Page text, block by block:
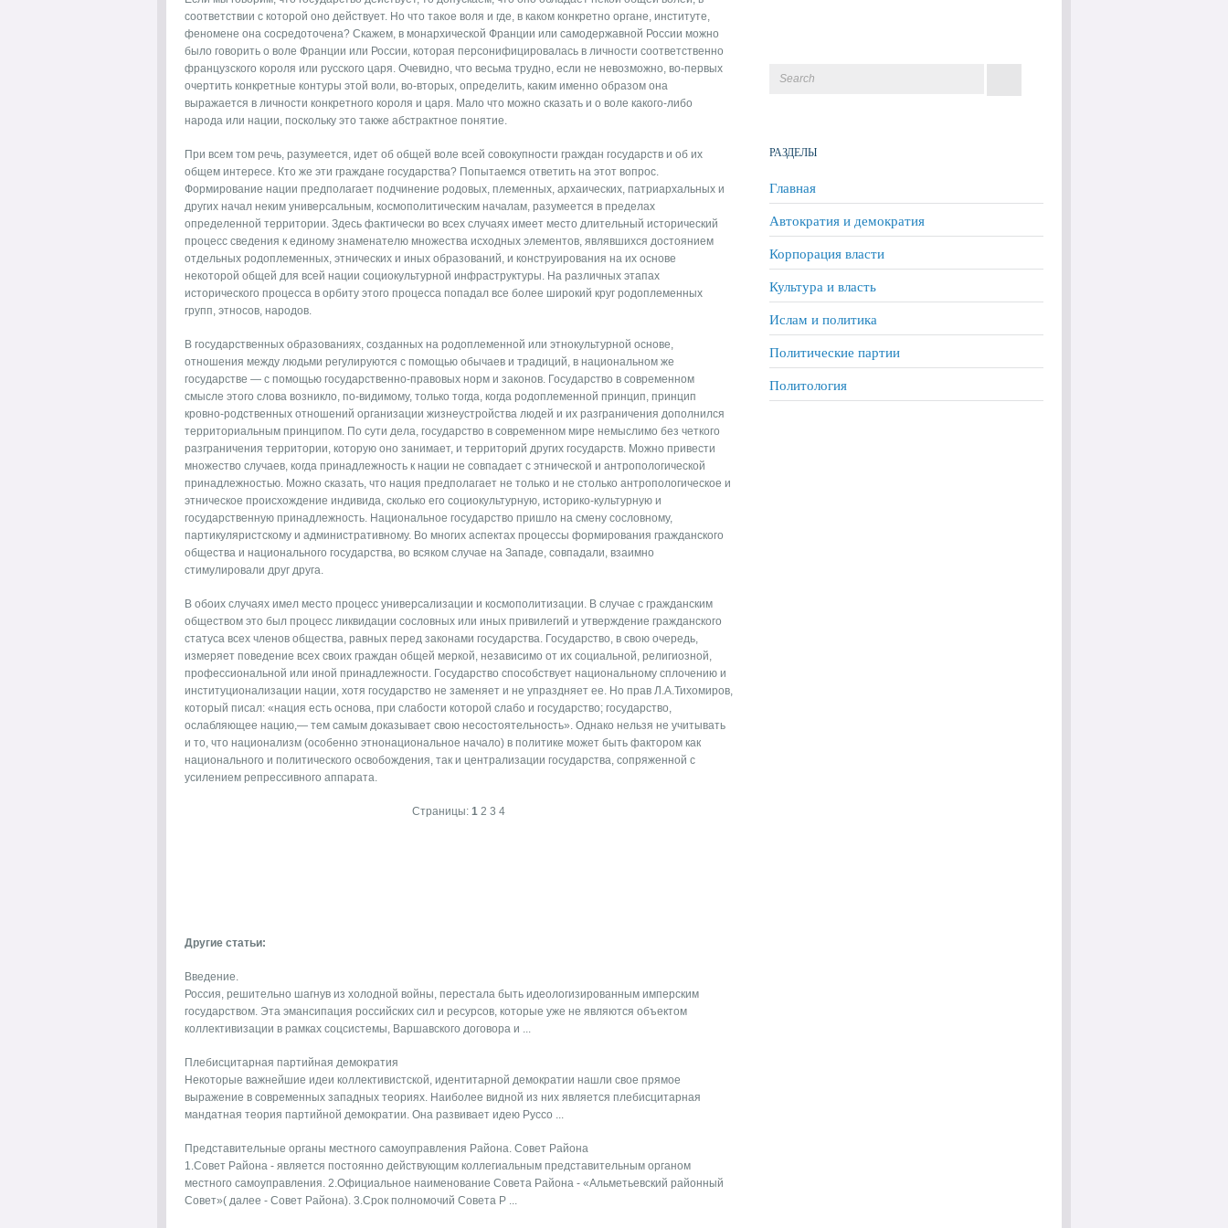
соответствии с которой оно дей­ствует. Но что такое воля и где, в каком конкретно органе, ин­ституте,
феномене она сосредоточена? Скажем, в монархической Франции или самодержавной России можно
было говорить о во­ле Франции или России, которая персонифицировалась в лично­сти соответственно
французского короля или русского царя. Оче­видно, что весьма трудно, если не невозможно, во-первых
очертить конкретные контуры этой воли, во-вторых, определить, каким имен­но образом она
выражается в личности конкретного короля и царя. Мало что можно сказать и о воле какого-либо
народа или на­ции, поскольку это также абстрактное понятие.
При всем том речь, разумеется, идет об общей воле всей со­вокупности граждан государств и об их
общем интересе. Кто же эти граждане государства? Попытаемся ответить на этот вопрос.
Формирование нации предполагает подчинение родовых, племен­ных, архаических, патриархальных и
других начал неким уни­версальным, космополитическим началам, разумеется в преде­лах
определенной территории. Здесь фактически во всех случаях имеет место длительный исторический
процесс сведения к еди­ному знаменателю множества исходных элементов, являвших­ся достоянием
отдельных родоплеменных, этнических и иных об­разований, и конструирования на их основе
некоторой общей для всей нации социокультурной инфраструктуры. На различных эта­пах
исторического процесса в орбиту этого процесса попадал все более широкий круг родоплеменных
групп, этносов, народов.
В государственных образованиях, созданных на родоплеменной или этнокультурной основе,
отношения между людьми ре­гулируются с помощью обычаев и традиций, в национальном же
государстве — с помощью государственно-правовых норм и за­конов. Государство в современном
смысле этого слова возникло, по-видимому, только тогда, когда родоплеменной принцип, прин­цип
кровно-родственных отношений организации жизнеустрой­ства людей и их разграничения дополнился
территориальным прин­ципом. По сути дела, государство в современном мире немыслимо без четкого
разграничения территории, которую оно занимает, и территорий других государств. Можно привести
множество слу­чаев, когда принадлежность к нации не совпадает с этнической и антропологической
принадлежностью. Можно сказать, что на­ция предполагает не только и не столько антропологическое и
этническое происхождение индивида, сколько его социокультурную, историко-культурную и
государственную принадлежность. Национальное государство пришло на смену сословному,
партикуляристскому и административному. Во многих аспектах про­цессы формирования гражданского
общества и национального го­сударства, во всяком случае на Западе, совпадали, взаимно
стимулировали друг друга.
В обоих случаях имел место процесс универсализации и космополитизации. В случае с гражданским
обществом это был про­цесс ликвидации сословных или иных привилегий и утвержде­ние гражданского
статуса всех членов общества, равных перед законами государства. Государство, в свою очередь,
измеряет по­ведение всех своих граждан общей меркой, независимо от их со­циальной, религиозной,
профессиональной или иной принад­лежности. Государство способствует национальному сплочению и
институционализации нации, хотя государство не заменяет и не упраздняет ее. Но прав Л.А.Тихомиров,
который писал: «нация есть основа, при слабости которой слабо и государство; госу­дарство,
ослабляющее нацию,— тем самым доказывает свою не­состоятельность». Однако нельзя не учитывать
и то, что наци­онализм (особенно этнонациональное начало) в политике может быть фактором как
национального и политического освобожде­ния, так и централизации государства, сопряженной с
усилени­ем репрессивного аппарата.
Страницы: 1 2 3 4
Другие статьи:
Введение.
Россия, решительно шагнув из холодной войны, перестала быть идеологизированным имперским
государством. Эта эмансипация российских сил и ресурсов, которые уже не являются объектом
коллективизации в рамках соцсистемы, Варшавского договора и ...
Плебисцитарная партийная демократия
Некоторые важнейшие идеи коллективистской, идентитарной демократии нашли свое прямое
выражение в современных западных теориях. Наиболее видной из них является плебисцитарная
мандатная теория партийной демократии. Она развивает идею Руссо ...
Представительные органы местного самоуправления Района. Совет Района
1.Совет Района - является постоянно действующим коллегиальным представительным органом
местного самоуправления. 2.Официальное наименование Совета Района - «Альметьевский районный
Совет»( далее - Совет Района). 3.Срок полномочий Совета Р ...
РАЗДЕЛЫ
Главная
Автократия и демократия
Корпорация власти
Культура и власть
Ислам и политика
Политические партии
Политология